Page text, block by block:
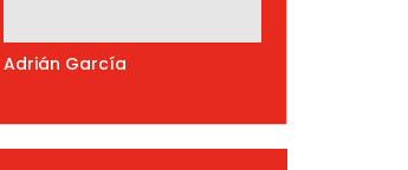
Adrián García